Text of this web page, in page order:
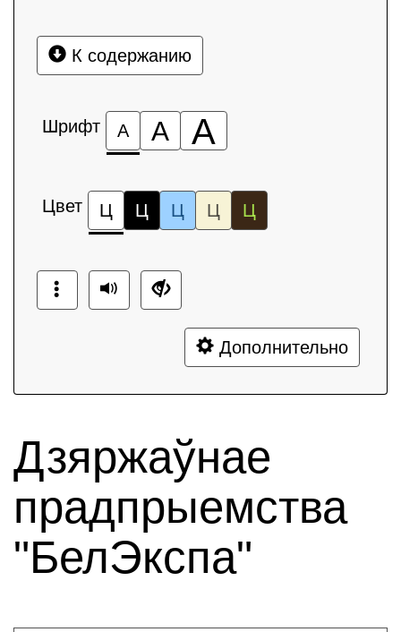
К содержанию
Шрифт А А А
Цвет Ц Ц Ц Ц Ц
Дополнительно
Дзяржаўнае
прадпрыемства
"БелЭкспа"